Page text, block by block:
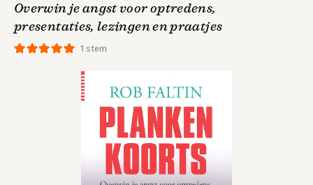
1 stem
Overwin je angst voor optredens,
presentaties, lezingen en praatjes